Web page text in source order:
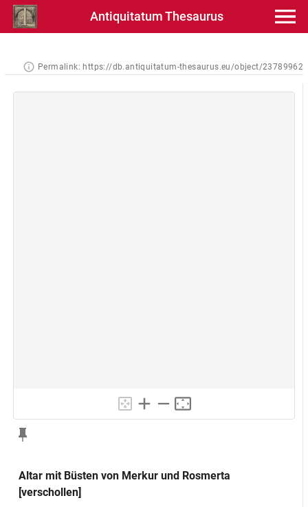
Antiquitatum Thesaurus
Permalink: https://db.antiquitatum-thesaurus.eu/object/23789962
Altar mit Büsten von Merkur und Rosmerta
[verschollen]